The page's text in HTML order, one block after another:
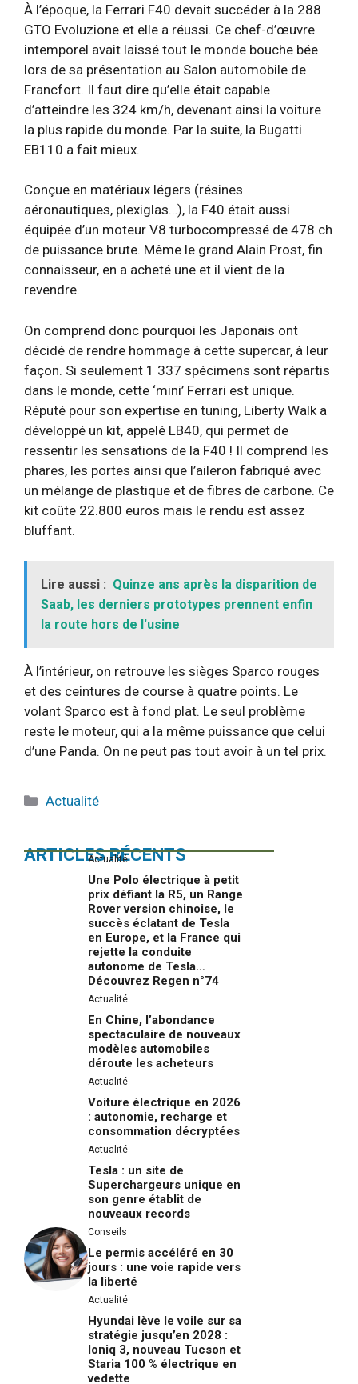
À l’époque, la Ferrari F40 devait succéder à la 288
GTO Evoluzione et elle a réussi. Ce chef-d’œuvre
intemporel avait laissé tout le monde bouche bée
lors de sa présentation au Salon automobile de
Francfort. Il faut dire qu’elle était capable
d’atteindre les 324 km/h, devenant ainsi la voiture
la plus rapide du monde. Par la suite, la Bugatti
EB110 a fait mieux.
Conçue en matériaux légers (résines
aéronautiques, plexiglas…), la F40 était aussi
équipée d’un moteur V8 turbocompressé de 478 ch
de puissance brute. Même le grand Alain Prost, fin
connaisseur, en a acheté une et il vient de la
revendre.
On comprend donc pourquoi les Japonais ont
décidé de rendre hommage à cette supercar, à leur
façon. Si seulement 1 337 spécimens sont répartis
dans le monde, cette ‘mini’ Ferrari est unique.
Réputé pour son expertise en tuning, Liberty Walk a
développé un kit, appelé LB40, qui permet de
ressentir les sensations de la F40 ! Il comprend les
phares, les portes ainsi que l’aileron fabriqué avec
un mélange de plastique et de fibres de carbone. Ce
kit coûte 22.800 euros mais le rendu est assez
bluffant.
Lire aussi : Quinze ans après la disparition de
Saab, les derniers prototypes prennent enfin
la route hors de l'usine
À l’intérieur, on retrouve les sièges Sparco rouges
et des ceintures de course à quatre points. Le
volant Sparco est à fond plat. Le seul problème
reste le moteur, qui a la même puissance que celui
d’une Panda. On ne peut pas tout avoir à un tel prix.
Catégories
Actualité
ARTICLES RÉCENTS
Actualité
Une Polo électrique à petit
prix défiant la R5, un Range
Rover version chinoise, le
succès éclatant de Tesla
en Europe, et la France qui
rejette la conduite
autonome de Tesla…
Découvrez Regen n°74
Actualité
En Chine, l’abondance
spectaculaire de nouveaux
modèles automobiles
déroute les acheteurs
Actualité
Voiture électrique en 2026
: autonomie, recharge et
consommation décryptées
Actualité
Tesla : un site de
Superchargeurs unique en
son genre établit de
nouveaux records
Conseils
Le permis accéléré en 30
jours : une voie rapide vers
la liberté
Actualité
Hyundai lève le voile sur sa
stratégie jusqu’en 2028 :
Ioniq 3, nouveau Tucson et
Staria 100 % électrique en
vedette